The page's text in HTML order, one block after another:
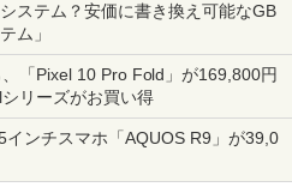
ステム？安価に書き換え可能なGB
ム」
「Pixel 10 Pro Fold」が169,800円
リーズがお買い得
ンチスマホ「AQUOS R9」が39,0